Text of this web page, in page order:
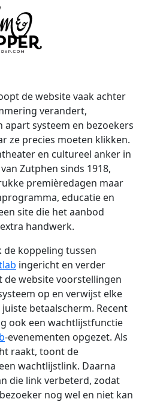
de website vaak achter
verandert,
systeem en bezoekers
ze precies moeten klikken.
en cultureel anker in
Zutphen sinds 1918,
premièredagen maar
educatie en
site die het aanbod
handwerk.
de koppeling tussen
ingericht en verder
website voorstellingen
op en verwijst elke
betaalscherm. Recent
ook een wachtlijstfunctie
-evenementen opgezet. Als
raakt, toont de
wachtlijstlink. Daarna
die link verbeterd, zodat
nog wel en niet kan